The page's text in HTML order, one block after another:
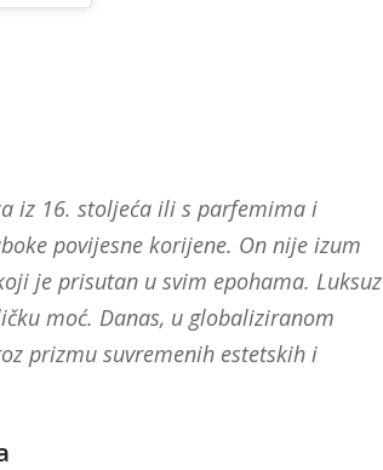
iz 16. stoljeća ili s parfemima i
povijesne korijene. On nije izum
je prisutan u svim epohama. Luksuz
moć. Danas, u globaliziranom
prizmu suvremenih estetskih i